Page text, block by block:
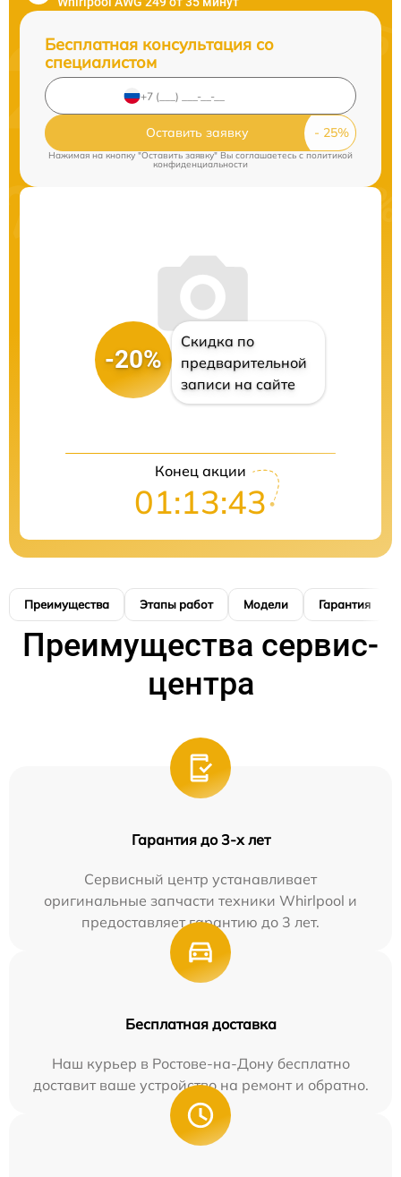
Бесплатная консультация со
специалистом
Оставить заявку
Нажимая на кнопку "Оставить заявку" Вы соглашаетесь c политикой
конфиденциальности
-20%
Скидка по
предварительной
записи на сайте
Конец акции
01:13:42
Преимущества Этапы работ Модели Гарантия
Преимущества сервис-
центра
Гарантия до 3-х лет
Сервисный центр устанавливает
оригинальные запчасти техники Whirlpool и
предоставляет гарантию до 3 лет.
Бесплатная доставка
Наш курьер в Ростове-на-Дону бесплатно
доставит ваше устройство на ремонт и обратно.